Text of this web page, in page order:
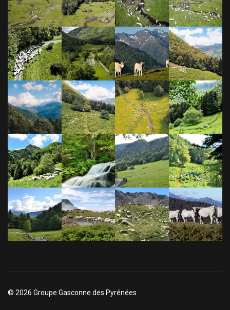
© 2026 Groupe Gasconne des Pyrénées